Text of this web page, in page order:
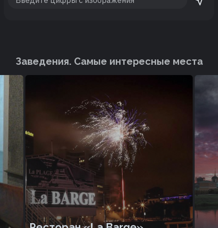
Заведения. Cамые интересные места